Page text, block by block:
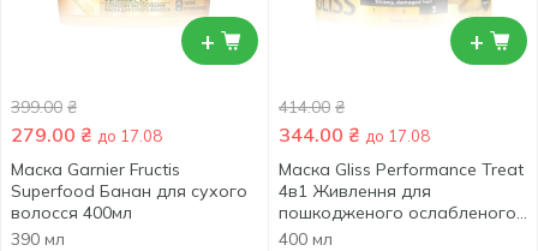
+
399.00 ₴
279.00 ₴ до 17.08
Маска Garnier Fructis
Superfood Банан для сухого
волосся 400мл
390 мл
+
414.00 ₴
344.00 ₴ до 17.08
Маска Gliss Performance Treat
4в1 Живлення для
пошкодженого ослабленого
волосся 400мл
400 мл